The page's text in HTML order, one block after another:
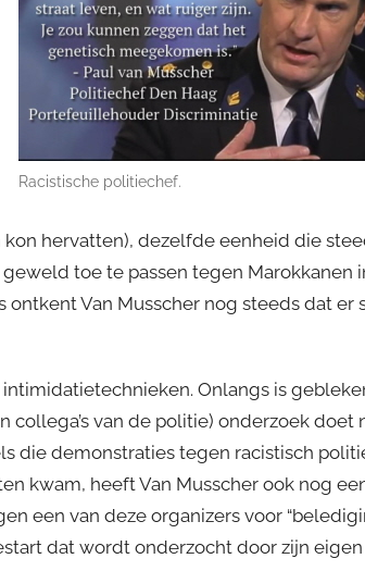
Racistische politiechef.
hervatten), dezelfde eenheid die
toe te passen tegen Marokkanen
Van Musscher nog steeds dat er
Onlangs is
van de politie) onderzoek doet
die demonstraties tegen racistisch
kwam, heeft Van Musscher ook nog
een van deze organizers voor
dat wordt onderzocht door zijn eigen